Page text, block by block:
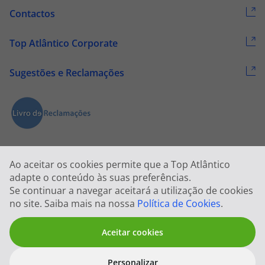
Ao aceitar os cookies permite que a Top Atlântico
adapte o conteúdo às suas preferências.
Se continuar a navegar aceitará a utilização de cookies
no site. Saiba mais na nossa Política de Cookies.
Aceitar cookies
Personalizar
Contactos
Top Atlântico Corporate
Sugestões e Reclamações
2026 © Todos os direitos reservados:Top Atlântico, Viagens e Turismo